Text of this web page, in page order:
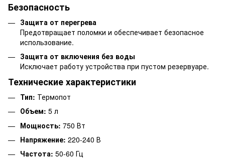
Безопасность
Защита от перегрева
Предотвращает поломки и обеспечивает безопасное
использование.
Защита от включения без воды
Исключает работу устройства при пустом резервуаре.
Технические характеристики
Тип: Термопот
Объем: 5 л
Мощность: 750 Вт
Напряжение: 220-240 В
Частота: 50-60 Гц